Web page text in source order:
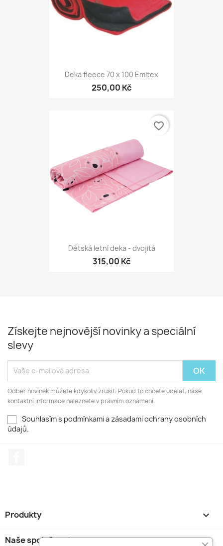
Deka fleece 70 x 100 Emitex
250,00 Kč
Dětská letní deka - dvojitá
315,00 Kč
favorite_border
Získejte nejnovější novinky a speciální
slevy
Odběr novinek můžete kdykoliv zrušit. Pokud to chcete udělat, naše
kontaktní informace naleznete v právním oznámení.
Souhlasím s podmínkami a zásadami ochrany osobních
údajů.
Produkty 
Naše společnost 